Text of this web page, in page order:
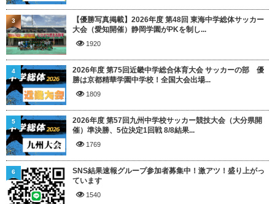
【優勝写真掲載】2026年度 第48回 東海中学総体サッカー
大会（愛知開催）静岡学園がPKを制し...
1920
3
2026年度 第75回近畿中学総合体育大会 サッカーの部 優
勝は京都精華学園中学校！全国大会出場...
1809
4
2026年度 第57回九州中学校サッカー競技大会（大分県開
催）準決勝、5位決定1回戦 8/8結果...
1769
5
SNS結果速報グループ参加者募集中！激アツ！盛り上がっ
ています
1540
6